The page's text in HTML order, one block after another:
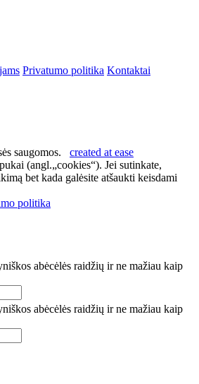
Privatumo politika Kontaktai
saugomos. created at ease
(angl.„cookies“). Jei sutinkate,
bet kada galėsite atšaukti keisdami
politika
abėcėlės raidžių ir ne mažiau kaip
abėcėlės raidžių ir ne mažiau kaip